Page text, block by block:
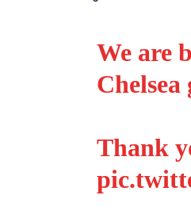
We are
Chelsea
Thank